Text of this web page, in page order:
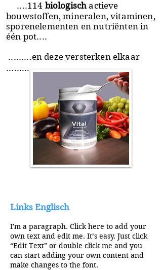
....114 biologischactieve
bouwstoffen, mineralen, vitaminen,
sporenelementen en nutriënten in
één pot....
.........en deze versterken elkaar
.........
Links Englisch
I'm a paragraph. Click here to add your
own text and edit me. It’s easy. Just click
“Edit Text” or double click me and you
can start adding your own content and
make changes to the font.